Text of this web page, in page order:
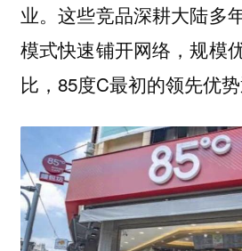
业。这些竞品深耕大陆多
模式快速铺开网络，规模
比，85度C最初的领先优势